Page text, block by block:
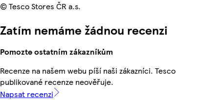
© Tesco Stores ČR a.s.
Zatím nemáme žádnou recenzi
Pomozte ostatním zákazníkům
Recenze na našem webu píší naši zákazníci. Tesco
publikované recenze neověřuje.
Napsat recenzi